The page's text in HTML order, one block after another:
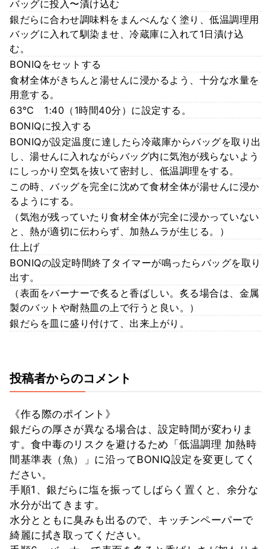
バッグに投入〜漬け込む
銀だらに合わせ調味料をまんべんなく塗り、低温調理用
バッグに入れて馴染ませ、冷蔵庫に入れて1日漬け込
む。
BONIQをセットする
食材全体がきちんと湯せんに浸かるよう、十分な水量を
用意する。
63℃ 1:40（1時間40分）に設定する。
BONIQに投入する
BONIQが設定温度に達したら冷蔵庫からバッグを取り出
し、湯せんに入れながらバッグ内に気泡が残らないよう
にしっかり空気を抜いて密封し、低温調理をする。
この時、バッグを完全に沈めて食材全体が湯せんに浸か
るようにする。
（気泡が残っていたり食材全体が完全に浸かっていない
と、熱が適切に伝わらず、加熱ムラが生じる。）
仕上げ
BONIQの設定時間終了タイマーが鳴ったらバッグを取り
出す。
（表面をバーナーで炙ると香ばしい。炙る場合は、金属
製のバットや耐熱皿の上で行うと良い。）
銀だらを皿に盛り付けて、出来上がり。
投稿者からのコメント
《作る際のポイント》
銀だらの厚さが異なる場合は、設定時間が変わりま
す。食中毒のリスクを避けるため「低温調理 加熱時
間基準表（魚）」に沿ってBONIQ設定を変更してく
ださい。
手順1、銀だらに塩を振ってしばらく置くと、余分な
水分が出てきます。
水分とともに臭みも出るので、キッチンペーパーで
綺麗に拭き取ってください。